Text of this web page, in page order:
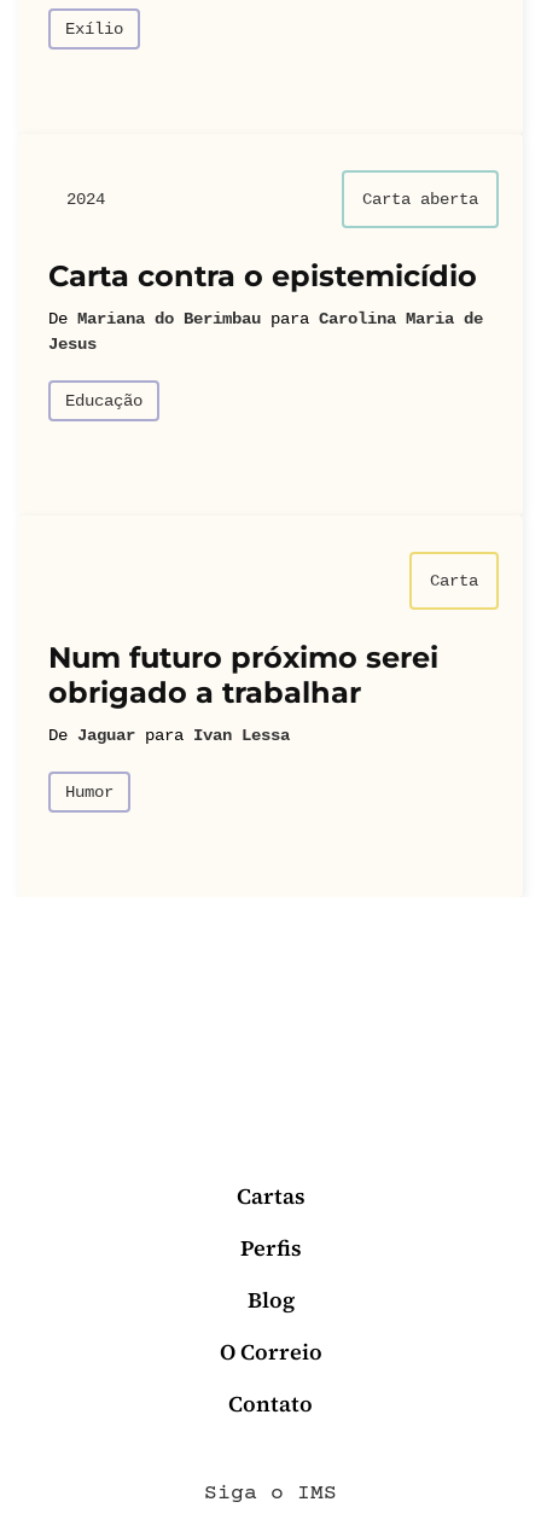
Exílio
2024 Carta aberta
Carta contra o epistemicídio
De Mariana do Berimbau para Carolina Maria de
Jesus
Educação
Carta
Num futuro próximo serei
obrigado a trabalhar
De Jaguar para Ivan Lessa
Humor
Cartas
Perfis
Blog
O Correio
Contato
Siga o IMS